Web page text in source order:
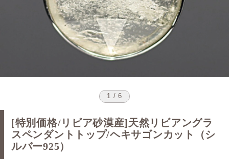
1 / 6
[特別価格/リビア砂漠産]天然リビアングラ
スペンダントトップ/ヘキサゴンカット（シ
ルバー925）